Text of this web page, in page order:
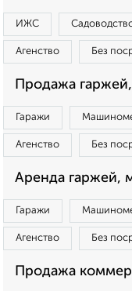
ИЖС
Агенство Без
Продажа
Гаражи
Агенство Без
Аренда гаржей,
Гаражи
Агенство Без
Продажа